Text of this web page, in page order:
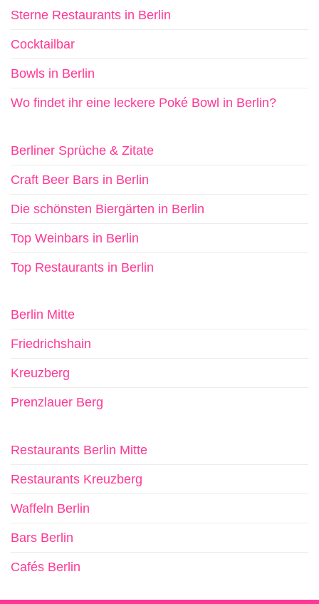
Sterne Restaurants in Berlin
Cocktailbar
Bowls in Berlin
Wo findet ihr eine leckere Poké Bowl in Berlin?
Berliner Sprüche & Zitate
Craft Beer Bars in Berlin
Die schönsten Biergärten in Berlin
Top Weinbars in Berlin
Top Restaurants in Berlin
Berlin Mitte
Friedrichshain
Kreuzberg
Prenzlauer Berg
Restaurants Berlin Mitte
Restaurants Kreuzberg
Waffeln Berlin
Bars Berlin
Cafés Berlin